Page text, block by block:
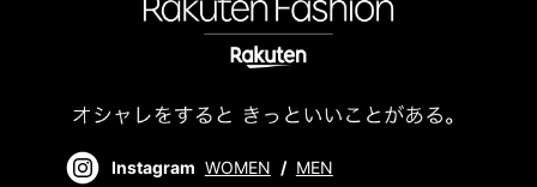
Instagram WOMEN / MEN